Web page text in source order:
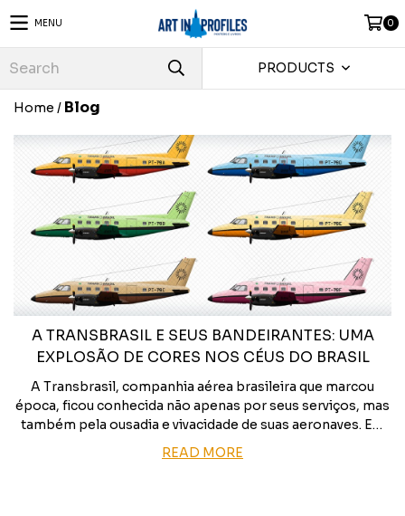
MENU 0
PRODUCTS
Home / Blog
A TRANSBRASIL E SEUS BANDEIRANTES: UMA
EXPLOSÃO DE CORES NOS CÉUS DO BRASIL
A Transbrasil, companhia aérea brasileira que marcou
época, ficou conhecida não apenas por seus serviços, mas
também pela ousadia e vivacidade de suas aeronaves. Em
meados da década de 1970, a empresa adotou uma
estratégia inovadora e chamativa: pint
READ MORE